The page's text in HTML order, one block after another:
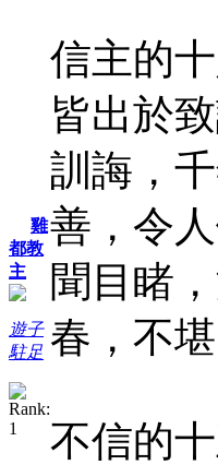
雞
都教
主
遊子
駐足
信主的
皆出於
訓誨，
善，令
聞目睹
春，不堪
不信的